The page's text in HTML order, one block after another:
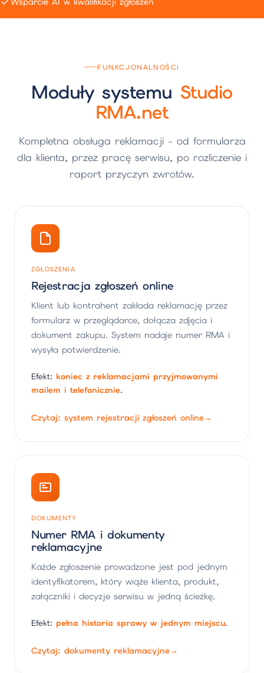
FUNKCJONALNOŚCI
Moduły systemu Studio
RMA.net
Kompletna obsługa reklamacji - od formularza
dla klienta, przez pracę serwisu, po rozliczenie i
raport przyczyn zwrotów.
ZGŁOSZENIA
Rejestracja zgłoszeń online
Klient lub kontrahent zakłada reklamację przez
formularz w przeglądarce, dołącza zdjęcia i
dokument zakupu. System nadaje numer RMA i
wysyła potwierdzenie.
Efekt: koniec z reklamacjami przyjmowanymi
mailem i telefonicznie.
Czytaj: system rejestracji zgłoszeń online→
DOKUMENTY
Numer RMA i dokumenty
reklamacyjne
Każde zgłoszenie prowadzone jest pod jednym
identyfikatorem, który wiąże klienta, produkt,
załączniki i decyzje serwisu w jedną ścieżkę.
Efekt: pełna historia sprawy w jednym miejscu.
Czytaj: dokumenty reklamacyjne→